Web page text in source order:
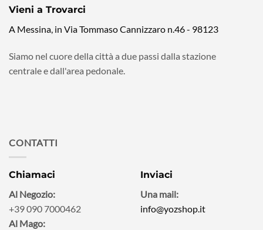
Vieni a Trovarci
A Messina, in Via Tommaso Cannizzaro n.46 - 98123
Siamo nel cuore della città a due passi dalla stazione
centrale e dall'area pedonale.
CONTATTI
Chiamaci
Al Negozio:
+39 090 7000462
Al Mago:
Inviaci
Una mail:
info@yozshop.it